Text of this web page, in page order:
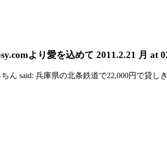
より愛を込めて 2011.2.21 月 at
ちん said: 兵庫県の北条鉄道で22,000円で貸